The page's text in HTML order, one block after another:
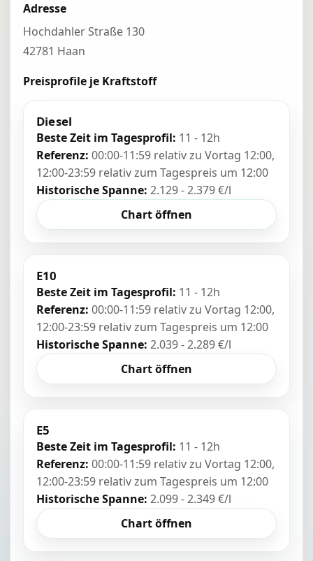
Adresse
Hochdahler Straße 130
42781 Haan
Preisprofile je Kraftstoff
Diesel
Beste Zeit im Tagesprofil: 11 - 12h
Referenz: 00:00-11:59 relativ zu Vortag 12:00,
12:00-23:59 relativ zum Tagespreis um 12:00
Historische Spanne: 2.129 - 2.379 €/l
Chart öffnen
E10
Beste Zeit im Tagesprofil: 11 - 12h
Referenz: 00:00-11:59 relativ zu Vortag 12:00,
12:00-23:59 relativ zum Tagespreis um 12:00
Historische Spanne: 2.039 - 2.289 €/l
Chart öffnen
E5
Beste Zeit im Tagesprofil: 11 - 12h
Referenz: 00:00-11:59 relativ zu Vortag 12:00,
12:00-23:59 relativ zum Tagespreis um 12:00
Historische Spanne: 2.099 - 2.349 €/l
Chart öffnen